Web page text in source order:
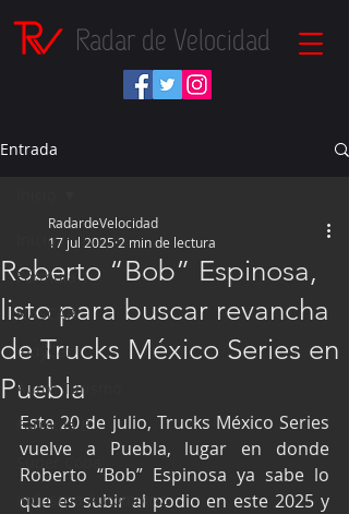
Radar de Velocidad
Entrada
Inicio
Fórmula 1
NASCAR
IndyCar
Autos Turismo
Fórmula E
Súper Copa
Industria Automotriz
Roberto “Bob” Espinosa,
listo para buscar revancha
de Trucks México Series en
Puebla
RadardeVelocidad
17 jul 2025 2 min de lectura
Este 20 de julio, Trucks México Series
vuelve a Puebla, lugar en donde
Roberto “Bob” Espinosa ya sabe lo
que es subir al podio en este 2025 y